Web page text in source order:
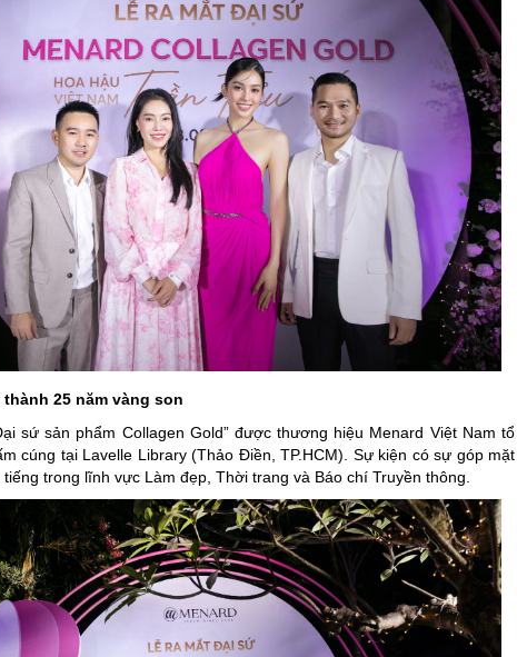
25 năm vàng son
sứ sản phẩm Collagen Gold” được thương hiệu Menard Việt Nam tổ
cúng tại Lavelle Library (Thảo Điền, TP.HCM). Sự kiện có sự góp mặt
trong lĩnh vực Làm đẹp, Thời trang và Báo chí Truyền thông.